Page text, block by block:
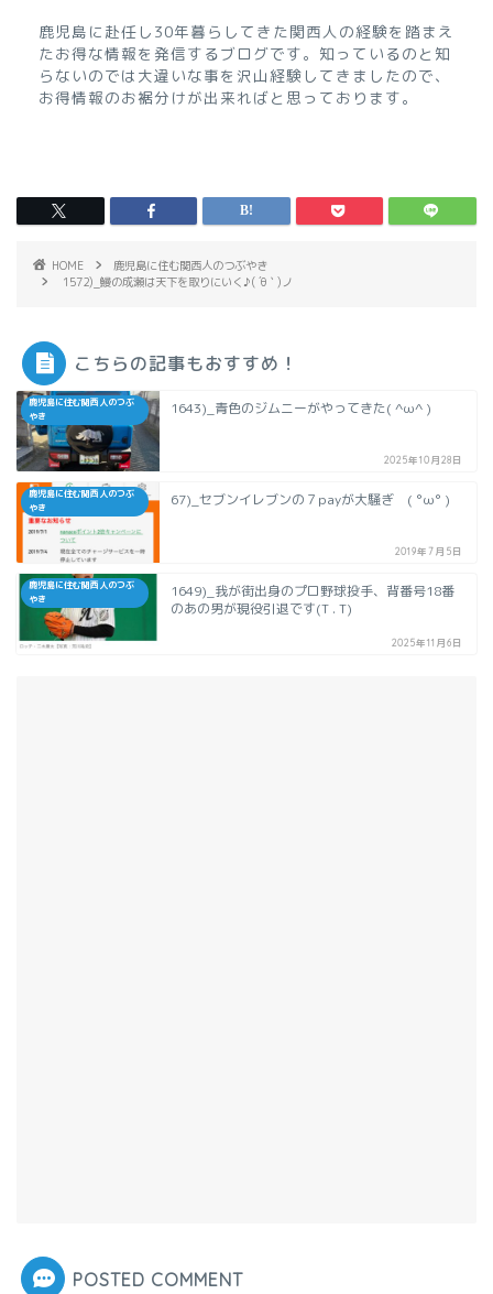
鹿児島に赴任し30年暮らしてきた関西人の経験を踏まえ
たお得な情報を発信するブログです。知っているのと知
らないのでは大違いな事を沢山経験してきましたので、
お得情報のお裾分けが出来ればと思っております。
HOME
鹿児島に住む関西人のつぶやき
1572)_鰻の成瀬は天下を取りにいく♪( ´θ｀)ノ
こちらの記事もおすすめ！
鹿児島に住む関西人のつぶ
やき
1643)_青色のジムニーがやってきた( ^ω^ )
2025年10月28日
鹿児島に住む関西人のつぶ
やき
67)_セブンイレブンの７payが大騒ぎ ( °ω° )
2019年7月5日
鹿児島に住む関西人のつぶ
やき
1649)_我が街出身のプロ野球投手、背番号18番
のあの男が現役引退です(T . T)
2025年11月6日
POSTED COMMENT